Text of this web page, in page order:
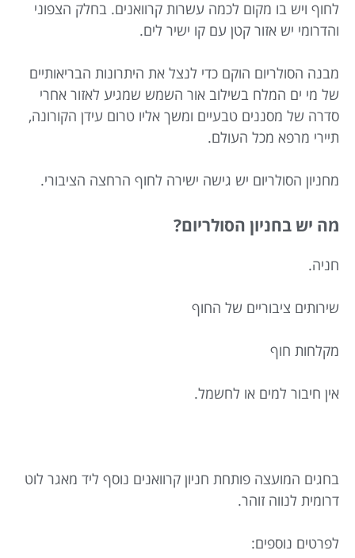
לחוף ויש בו מקום לכמה עשרות קרוואנים. בחלק הצפוני
והדרומי יש אזור קטן עם קו ישיר לים.
מבנה הסולריום הוקם כדי לנצל את היתרונות הבריאותיים
של מי ים המלח בשילוב אור השמש שמגיע לאזור אחרי
סדרה של מסננים טבעיים ומשך אליו טרום עידן הקורונה,
תיירי מרפא מכל העולם.
מחניון הסולריום יש גישה ישירה לחוף הרחצה הציבורי.
מה יש בחניון הסולריום?
חניה.
שירותים ציבוריים של החוף
מקלחות חוף
אין חיבור למים או לחשמל.
בחגים המועצה פותחת חניון קרוואנים נוסף ליד מאגר לוט
דרומית לנווה זוהר.
לפרטים נוספים: